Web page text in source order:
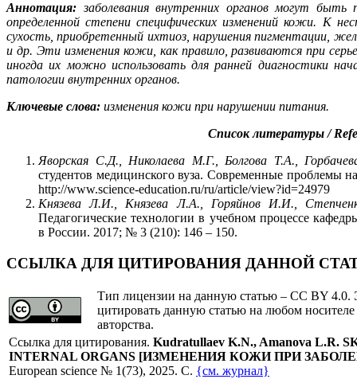
Аннотация: заболевания внутренних органов могут быть
определенной степени специфических изменений кожи. К
сухость, приобретенный ихтиоз, нарушения пигментации,
и др. Эти изменения кожи, как правило, развиваются при
иногда их можно использовать для ранней диагностики
патологии внутренних органов.
Ключевые слова: изменения кожи при нарушении питания.
Список литературы /
Яворская С.Д., Николаева М.Г., Болгова Т.А.,
студентов медицинского вуза. Современные проблемы
http://www.science-education.ru/ru/article/view?id=24979
Князева Л.И., Князева Л.А., Горяйнов И.И.,
Педагогические технологии в учебном процессе
в России. 2017; № 3 (210): 146 – 150.
ССЫЛКА ДЛЯ ЦИТИРОВАНИЯ ДАННОЙ
Тип лицензии на данную статью – CC BY 4.0.
цитировать данную статью на любом
авторства.
Cсылка для цитирования. Kudratullaev K.N., Amanova L.R.
INTERNAL ORGANS [ИЗМЕНЕНИЯ КОЖИ ПРИ
European science № 1(73), 2025. C. {см. журнал}